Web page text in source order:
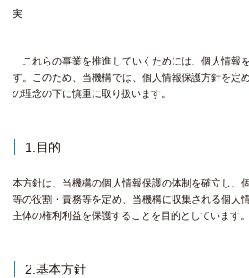
実
これらの事業を推進していくためには、個人情報
す。このため、当機構では、個人情報保護方針を定
の理念の下に慎重に取り扱います。
1.目的
本方針は、当機構の個人情報保護の体制を確立し、
等の役割・責務等を定め、当機構に収集される個人
主体の権利利益を保護することを目的としています。
2.基本方針